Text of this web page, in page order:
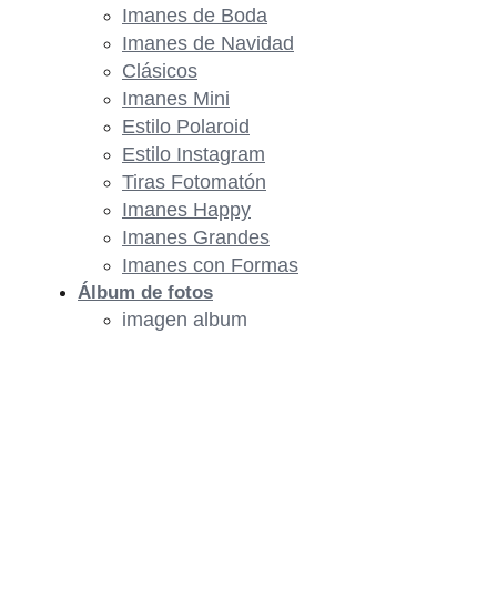
Imanes de Boda
Imanes de Navidad
Clásicos
Imanes Mini
Estilo Polaroid
Estilo Instagram
Tiras Fotomatón
Imanes Happy
Imanes Grandes
Imanes con Formas
Álbum de fotos
imagen album